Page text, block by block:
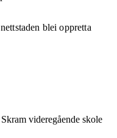
blei oppretta
videregående skole